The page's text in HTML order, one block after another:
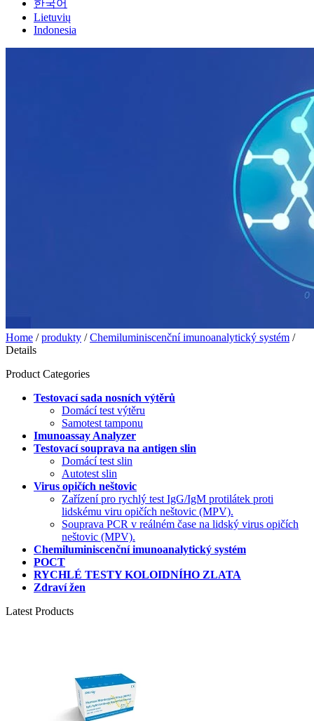
한국어
Lietuvių
Indonesia
Home /produkty /Chemiluminiscenční imunoanalytický systém /
Details
Product Categories
Testovací sada nosních výtěrů
Domácí test výtěru
Samotest tamponu
Imunoassay Analyzer
Testovací souprava na antigen slin
Domácí test slin
Autotest slin
Virus opičích neštovic
Zařízení pro rychlý test IgG/IgM protilátek proti
lidskému viru opičích neštovic (MPV).
Souprava PCR v reálném čase na lidský virus opičích
neštovic (MPV).
Chemiluminiscenční imunoanalytický systém
POCT
RYCHLÉ TESTY KOLOIDNÍHO ZLATA
Zdraví žen
Latest Products